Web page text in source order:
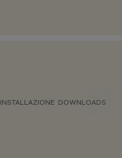
INSTALLAZIONE DOWNLOADS